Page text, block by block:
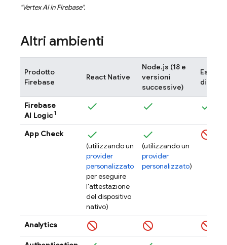
"Vertex AI in Firebase".
Altri ambienti
Prodotto
Firebase
React Native
Node.js (18 e
versioni
successive)
di
Firebase
AI Logic 1
App Check
(utilizzando un
provider
personalizzato
per eseguire
l'attestazione
del dispositivo
nativo)
(utilizzando un
provider
personalizzato)
Analytics